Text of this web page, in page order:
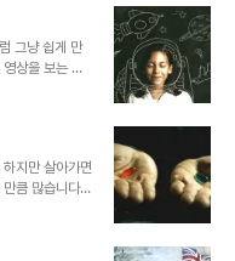
은 겸손치 못
돌이표가 되
는 건 꿈도 꿀
나가고 행복
편하죠!!! 완전
그냥 쉽게 만
상을 보는 것
고... 글쎄요?!!
이 중요한 건
에서 유를 만들
상상도 풍부
그런 면에서
만들어갈 세
지만 살아가면
큼 많습니다.
게 아님에도
줄 모르고 평